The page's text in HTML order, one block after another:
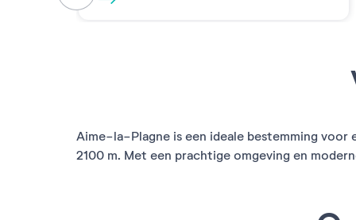
Aime-la-Plagne is een ideale bestemming voor
2100 m. Met een prachtige omgeving en